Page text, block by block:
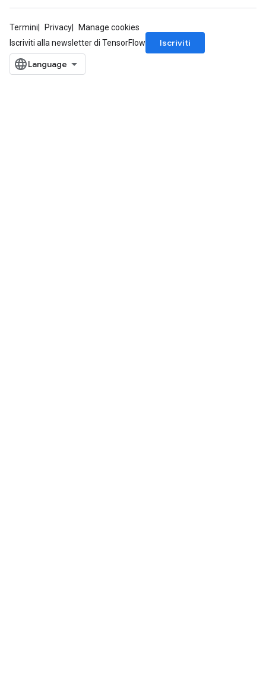
Termini Privacy
Manage cookies
Iscriviti alla newsletter di TensorFlow
Iscriviti